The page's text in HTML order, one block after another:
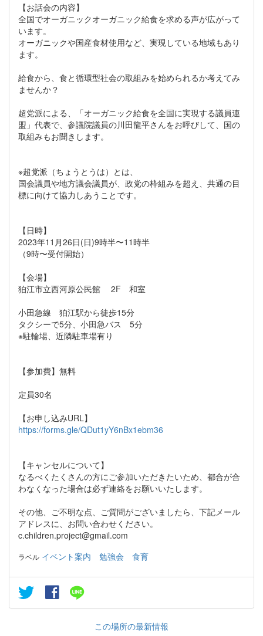
【お話会の内容】
全国でオーガニックオーガニック給食を求める声が広がって
います。
オーガニックや国産食材使用など、実現している地域もあり
ます。
給食から、食と循環型社会の取組みを始められるか考えてみ
ませんか？
超党派による、「オーガニック給食を全国に実現する議員連
盟」代表で、参議院議員の川田龍平さんをお呼びして、国の
取組みもお聞きします。
※超党派（ちょうとうは）とは、
国会議員や地方議会議員が、政党の枠組みを超え、共通の目
標に向けて協力しあうことです。
【日時】
2023年11月26日(日)9時半〜11時半
（9時〜受付開始）
【会場】
狛江市立西河原公民館 2F 和室
小田急線 狛江駅から徒歩15分
タクシーで5分、小田急バス 5分
※駐輪場、近隣駐車場有り
【参加費】無料
定員30名
【お申し込みURL】
https://forms.gle/QDut1yY6nBx1ebm36
【キャンセルについて】
なるべくたくさんの方にご参加いただきたいため、都合が合
わなくなった場合は必ず連絡をお願いいたします。
その他、ご不明な点、ご質問がございましたら、下記メール
アドレスに、お問い合わせください。
c.children.project@gmail.com
ラベル イベント案内 勉強会 食育
この場所の最新情報